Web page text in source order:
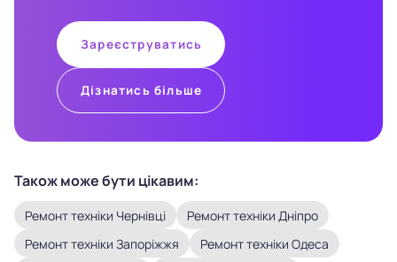
Також може бути цікавим:
Ремонт техніки Чернівці
Ремонт техніки Дніпро
Ремонт техніки Запоріжжя
Ремонт техніки Одеса
Зареєструватись
Дізнатись більше